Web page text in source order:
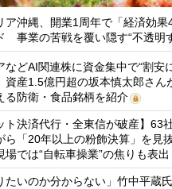
ア沖縄、開業1周年で「経済効
事業の苦戦を覆い隠す“不透明
などAI関連株に資金集中で“割安
産1.5億円超の坂本慎太郎さん
る防衛・食品銘柄を紹介
ト決済代行・全東信が破産】63
ら「20年以上の粉飾決算」を見
では“自転車操業”の焦りも表出
たいのか分からない」竹中平蔵